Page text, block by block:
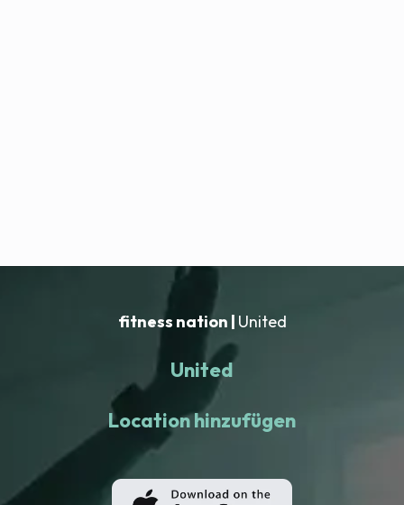
fitness nation | United
United
Location hinzufügen